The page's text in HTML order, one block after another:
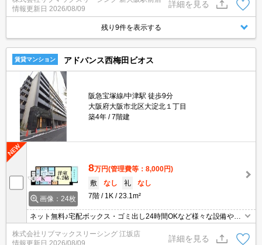
情報更新日 2026/08/09
詳細を見る
残り9件を表示する
賃貸マンション アドバンス西梅田ビオス
阪急宝塚線/中津駅 徒歩9分
大阪府大阪市北区大淀北１丁目
築4年
7階建
画像：24枚
8万円(管理費等：8,000円)
敷
なし 礼
なし
7階
1K 23.1m²
ネット無料♪宅配ボックス・ゴミ出し24時間OKなど様々な設備やサ
ービスが揃っているので便利です♪
株式会社リブマックスリーシング 江坂店
情報更新日 2026/08/09
詳細を見る